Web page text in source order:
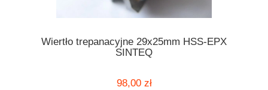
Wiertło trepanacyjne 29x25mm HSS-EPX
SINTEQ
98,00 zł